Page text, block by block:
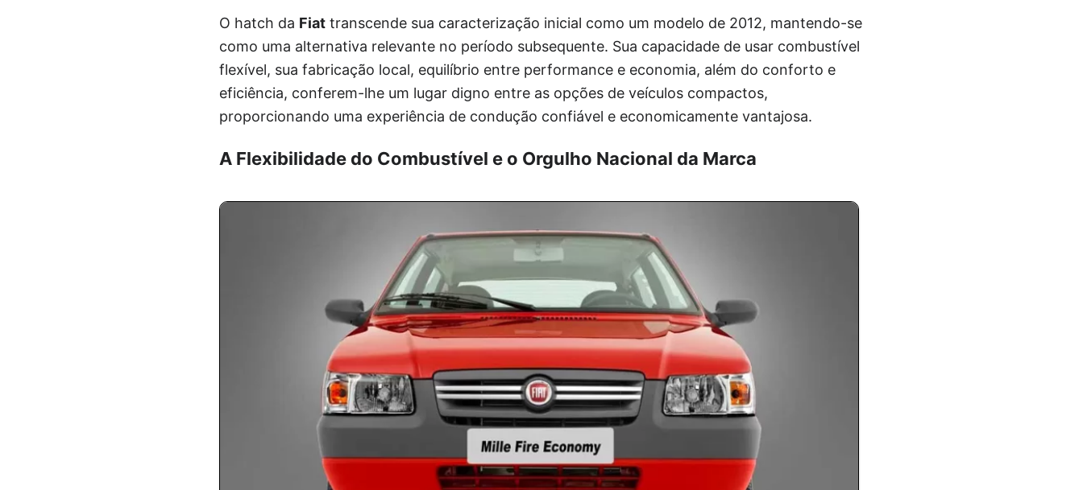
O hatch da Fiat transcende sua caracterização inicial como um modelo de 2012, mantendo-se
como uma alternativa relevante no período subsequente. Sua capacidade de usar combustível
flexível, sua fabricação local, equilíbrio entre performance e economia, além do conforto e
eficiência, conferem-lhe um lugar digno entre as opções de veículos compactos,
proporcionando uma experiência de condução confiável e economicamente vantajosa.
A Flexibilidade do Combustível e o Orgulho Nacional da Marca